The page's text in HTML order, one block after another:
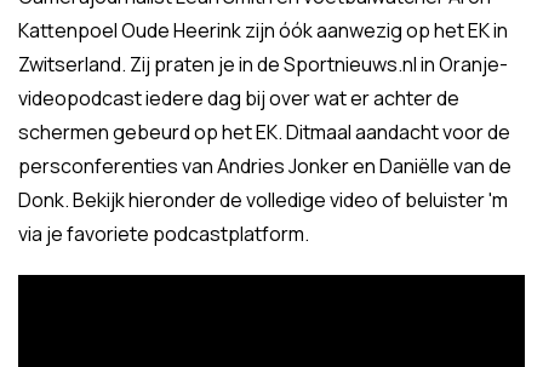
Kattenpoel Oude Heerink zijn óók aanwezig op het EK in
Zwitserland. Zij praten je in de Sportnieuws.nl in Oranje-
videopodcast iedere dag bij over wat er achter de
schermen gebeurd op het EK. Ditmaal aandacht voor de
persconferenties van Andries Jonker en Daniëlle van de
Donk. Bekijk hieronder de volledige video of beluister 'm
via je favoriete podcastplatform.